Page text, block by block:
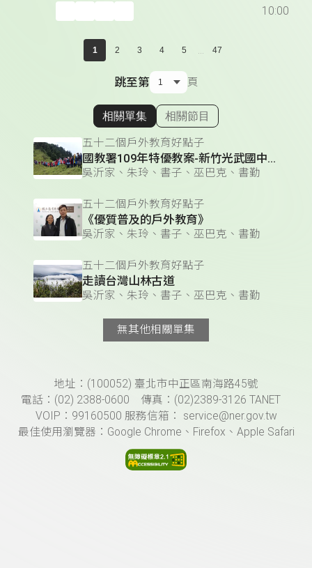
10:00
1 2 3 4 5 ... 47
跳至第 頁
顯示相關單集
相關單集 相關節目
五十二個戶外教育好點子
國教署109年特優教案-新竹光武國中「空中的島嶼」
吳沂家、朱玲、書子、巫巴克、書勤
五十二個戶外教育好點子
《優質普及的戶外教育》
吳沂家、朱玲、書子、巫巴克、書勤
五十二個戶外教育好點子
走讀台灣山林古道
吳沂家、朱玲、書子、巫巴克、書勤
無其他相關單集
頁尾資訊地址：(100052) 臺北市中正區南海路45號
電話：(02) 2388-0600 傳真：(02)2389-3126 TANET
VOIP：99160500 服務信箱： service@ner.gov.tw
最佳使用瀏覽器：Google Chrome、Firefox、Apple Safari